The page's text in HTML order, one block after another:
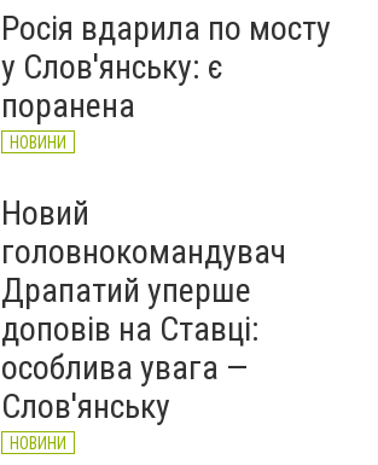
Росія вдарила по мосту
у Слов'янську: є
поранена
НОВИНИ
Новий
головнокомандувач
Драпатий уперше
доповів на Ставці:
особлива увага —
Слов'янську
НОВИНИ